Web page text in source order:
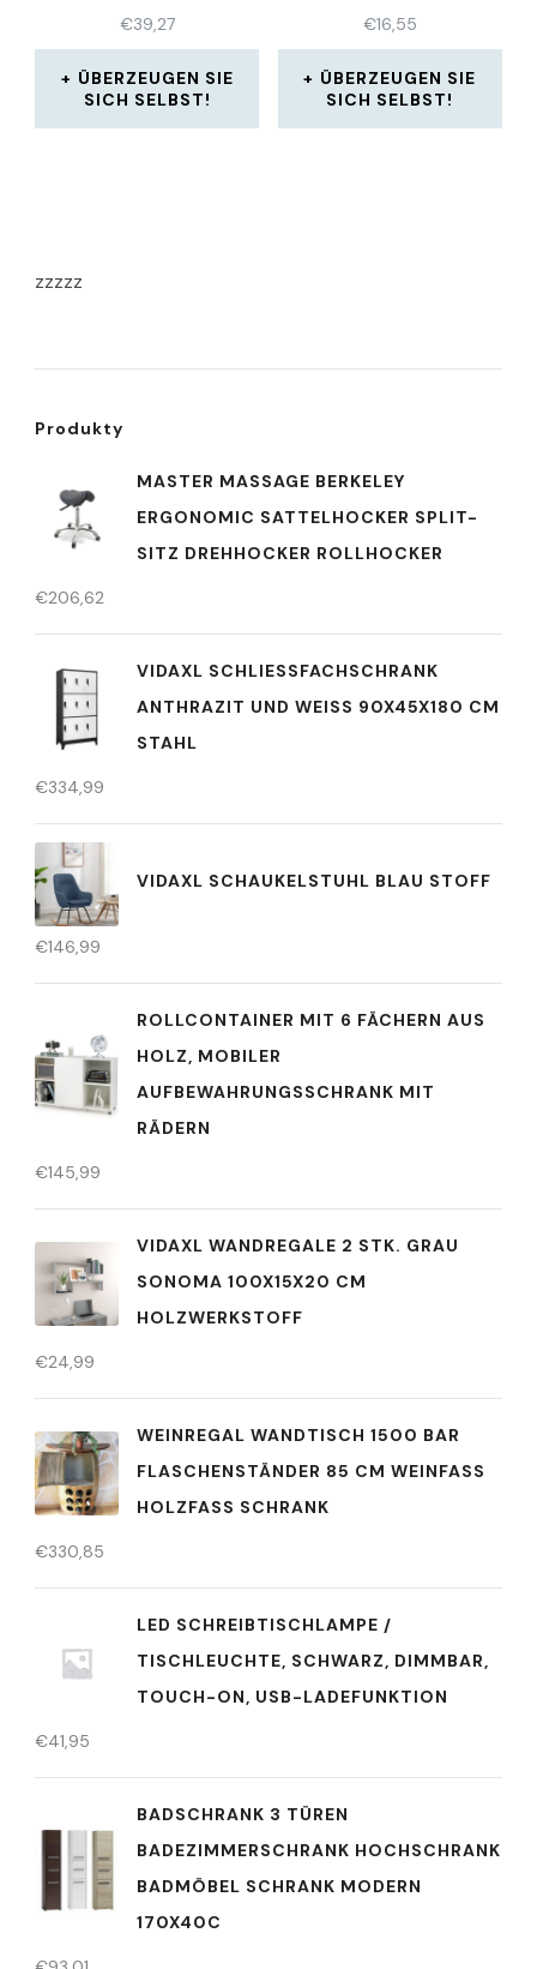
€39,27
ÜBERZEUGEN SIE
SICH SELBST!
€16,55
ÜBERZEUGEN SIE
SICH SELBST!
zzzzz
Produkty
MASTER MASSAGE BERKELEY
ERGONOMIC SATTELHOCKER SPLIT-
SITZ DREHHOCKER ROLLHOCKER
€206,62
VIDAXL SCHLIESSFACHSCHRANK A
NTHRAZIT UND WEISS 90X45X180 CM ST
AHL
€334,99
VIDAXL SCHAUKELSTUHL BLAU STOFF
€146,99
ROLLCONTAINER MIT 6 FÄCHERN AUS
HOLZ, MOBILER
AUFBEWAHRUNGSSCHRANK MIT
RÄDERN
€145,99
VIDAXL WANDREGALE 2 STK. GRAU
SONOMA 100X15X20 CM
HOLZWERKSTOFF
€24,99
WEINREGAL WANDTISCH 1500 BAR
FLASCHENSTÄNDER 85 CM WEINFASS
HOLZFASS SCHRANK
€330,85
LED SCHREIBTISCHLAMPE /
TISCHLEUCHTE, SCHWARZ, DIMMBAR,
TOUCH-ON, USB-LADEFUNKTION
€41,95
BADSCHRANK 3 TÜREN
BADEZIMMERSCHRANK HOCHSCHRANK
BADMÖBEL SCHRANK MODERN
170X40C